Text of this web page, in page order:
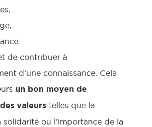
de contribuer à
d’une connaissance. Cela
un bon moyen de
valeurs telles que la
solidarité ou l’importance de la